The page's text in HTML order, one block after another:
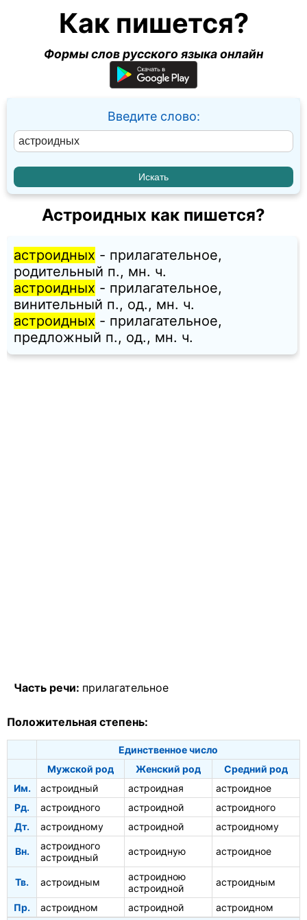
Как пишется?
Формы слов русского языка онлайн
Введите слово:
Астроидных как пишется?
астроидных - прилагательное,
родительный п., мн. ч.
астроидных - прилагательное,
винительный п., од., мн. ч.
астроидных - прилагательное,
предложный п., од., мн. ч.
Часть речи: прилагательное
Положительная степень:
Единственное число
Мужской род
Женский род
Средний род
Им.
астроидный астроидная
астроидное
Рд.
астроидного астроидной
астроидного
Дт.
астроидному астроидной астроидному
Вн.
астроидного
астроидный
астроидную астроидное
Тв. астроидным
астроидною
астроидной
астроидным
Пр. астроидном астроидной
астроидном